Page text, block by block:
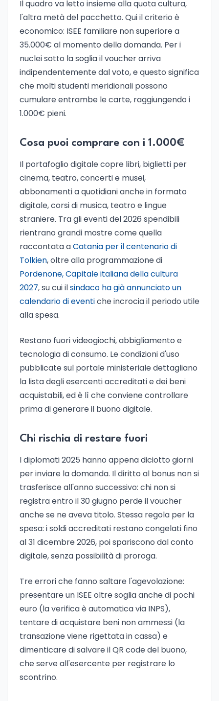
Il quadro va letto insieme alla quota cultura,
l'altra metà del pacchetto. Qui il criterio è
economico: ISEE familiare non superiore a
35.000€ al momento della domanda. Per i
nuclei sotto la soglia il voucher arriva
indipendentemente dal voto, e questo significa
che molti studenti meridionali possono
cumulare entrambe le carte, raggiungendo i
1.000€ pieni.
Cosa puoi comprare con i 1.000€
Il portafoglio digitale copre libri, biglietti per
cinema, teatro, concerti e musei,
abbonamenti a quotidiani anche in formato
digitale, corsi di musica, teatro e lingue
straniere. Tra gli eventi del 2026 spendibili
rientrano grandi mostre come quella
raccontata aCatania per il centenario di
Tolkien, oltre alla programmazione di
Pordenone, Capitale italiana della cultura
2027, su cui ilsindaco ha già annunciato un
calendario di eventiche incrocia il periodo utile
alla spesa.
Restano fuori videogiochi, abbigliamento e
tecnologia di consumo. Le condizioni d'uso
pubblicate sul portale ministeriale dettagliano
la lista degli esercenti accreditati e dei beni
acquistabili, ed è lì che conviene controllare
prima di generare il buono digitale.
Chi rischia di restare fuori
I diplomati 2025 hanno appena diciotto giorni
per inviare la domanda. Il diritto al bonus non si
trasferisce all'anno successivo: chi non si
registra entro il 30 giugno perde il voucher
anche se ne aveva titolo. Stessa regola per la
spesa: i soldi accreditati restano congelati fino
al 31 dicembre 2026, poi spariscono dal conto
digitale, senza possibilità di proroga.
Tre errori che fanno saltare l'agevolazione:
presentare un ISEE oltre soglia anche di pochi
euro (la verifica è automatica via INPS),
tentare di acquistare beni non ammessi (la
transazione viene rigettata in cassa) e
dimenticare di salvare il QR code del buono,
che serve all'esercente per registrare lo
scontrino.